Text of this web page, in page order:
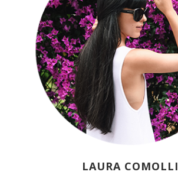
LAURA COMOLLI